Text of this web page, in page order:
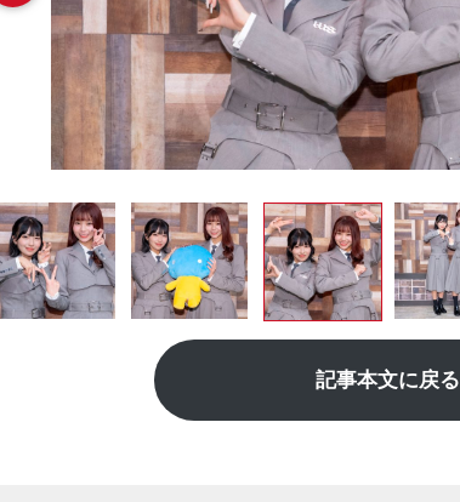
記事本文に戻る